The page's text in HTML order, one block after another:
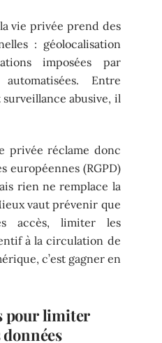
vie privée prend des
: géolocalisation
imposées par
automatisées. Entre
abusive, il
privée réclame donc
européennes (RGPD)
rien ne remplace la
vaut prévenir que
accès, limiter les
à la circulation de
c’est gagner en
pour limiter